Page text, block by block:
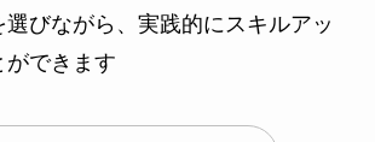
びながら、実践的にスキルアッ
ができます